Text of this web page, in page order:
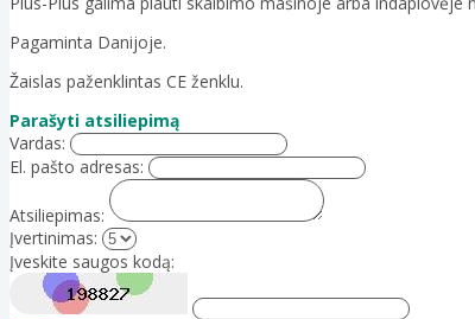
Pagaminta Danijoje.
Žaislas paženklintas CE ženklu.
Parašyti atsiliepimą
Vardas:
El. pašto adresas:
Atsiliepimas:
Įvertinimas:
Įveskite saugos kodą: